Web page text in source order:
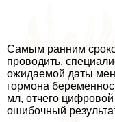
Самым ранним
проводить,
ожидаемой даты
гормона
мл, отчего
ошибочный